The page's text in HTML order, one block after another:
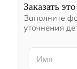
Заказать
Заполните
уточнения